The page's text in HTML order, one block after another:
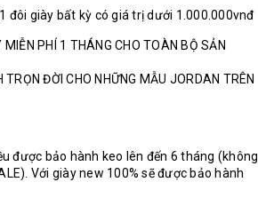
đôi giày bất kỳ có giá trị dưới 1.000.000vnđ
MIỄN PHÍ 1 THÁNG CHO TOÀN BỘ SẢN
TRỌN ĐỜI CHO NHỮNG MẪU JORDAN TRÊN
được bảo hành keo lên đến 6 tháng (không
Với giày new 100% sẽ được bảo hành